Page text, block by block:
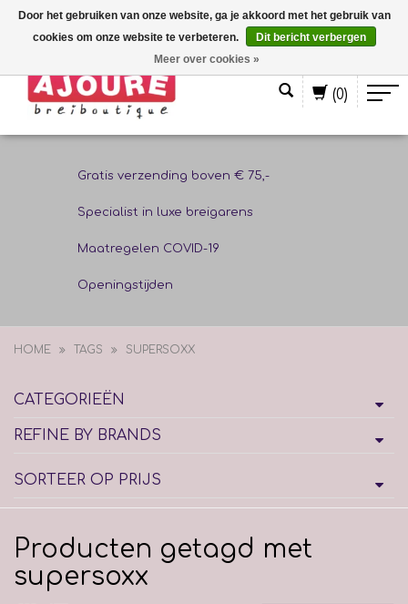
(0)
Gratis verzending boven € 75,-
Specialist in luxe breigarens
Maatregelen COVID-19
Openingstijden
HOME TAGS SUPERSOXX
CATEGORIEËN
REFINE BY BRANDS
SORTEER OP PRIJS
Producten getagd met
supersoxx
Door het gebruiken van onze website, ga je akkoord met het gebruik van
cookies om onze website te verbeteren.
Dit bericht verbergen
Meer over cookies »